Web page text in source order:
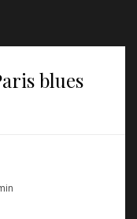
blues